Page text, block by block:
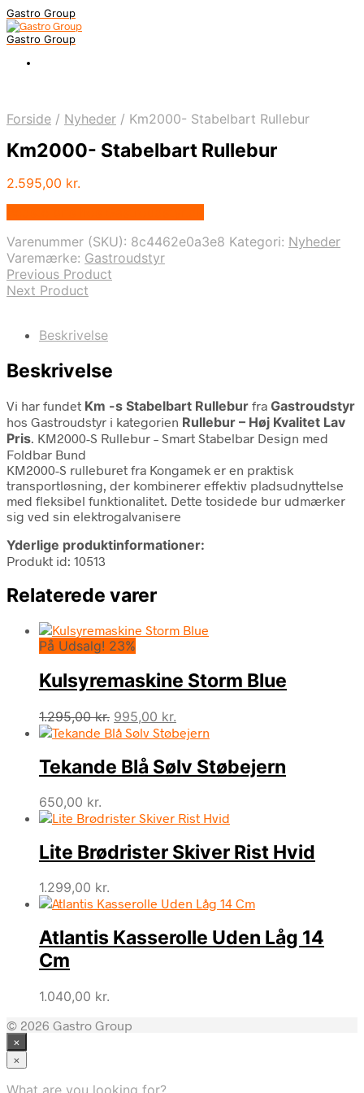
Gastro Group
Gastro Group
Forside / Nyheder / Km2000- Stabelbart Rullebur
Km2000- Stabelbart Rullebur
2.595,00 kr.
Varenummer (SKU): 8c4462e0a3e8 Kategori: Nyheder
Varemærke: Gastroudstyr
Previous Product
Next Product
Beskrivelse
Beskrivelse
Vi har fundet Km -s Stabelbart Rullebur fra Gastroudstyr
hos Gastroudstyr i kategorien Rullebur – Høj Kvalitet Lav
Pris. KM2000-S Rullebur – Smart Stabelbar Design med
Foldbar Bund
KM2000-S rulleburet fra Kongamek er en praktisk
transportløsning, der kombinerer effektiv pladsudnyttelse
med fleksibel funktionalitet. Dette tosidede bur udmærker
sig ved sin elektrogalvanisere
Yderlige produktinformationer:
Produkt id: 10513
Relaterede varer
På Udsalg! 23%
Kulsyremaskine Storm Blue
1.295,00kr. Den
oprindelige
var:
1.295,00 kr..
995,00 kr.
aktuelle
er:
995,00 kr..
Tekande Blå Sølv Støbejern
650,00 kr.
Lite Brødrister Skiver Rist Hvid
1.299,00 kr.
Atlantis Kasserolle Uden Låg 14
Cm
1.040,00 kr.
© 2026 Gastro Group
×
×
What are you looking for?